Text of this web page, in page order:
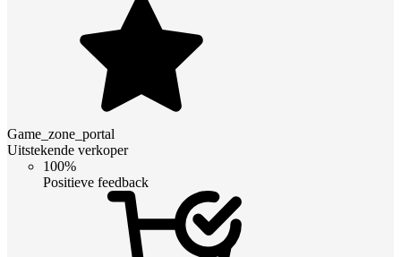
Game_zone_portal
Uitstekende verkoper
100%
Positieve feedback